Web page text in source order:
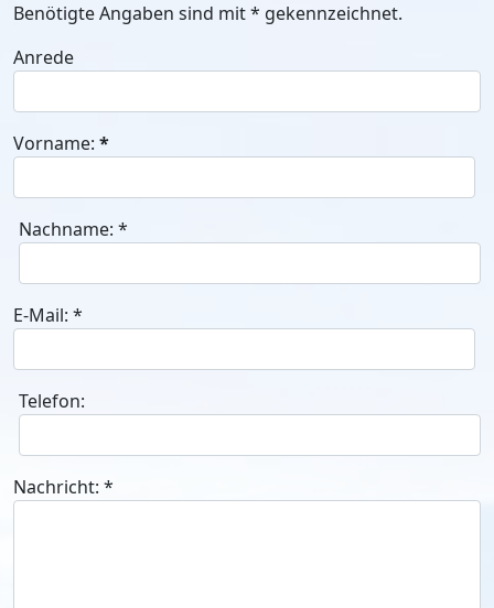
Benötigte Angaben sind mit* gekennzeichnet.
Anrede
Vorname: *
Nachname: *
E-Mail: *
Telefon:
Nachricht: *